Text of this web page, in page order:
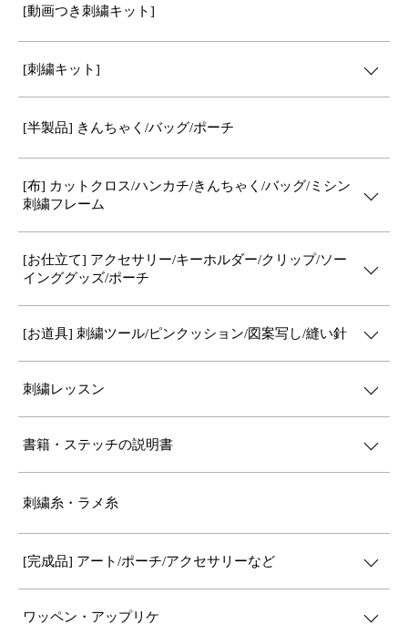
[動画つき刺繍キット]
[刺繍キット]
[半製品] きんちゃく/バッグ/ポーチ
[布] カットクロス/ハンカチ/きんちゃく/バッグ/ミシン
刺繍フレーム
[お仕立て] アクセサリー/キーホルダー/クリップ/ソー
インググッズ/ポーチ
[お道具] 刺繍ツール/ピンクッション/図案写し/縫い針
刺繍レッスン
書籍・ステッチの説明書
刺繍糸・ラメ糸
[完成品] アート/ポーチ/アクセサリーなど
ワッペン・アップリケ